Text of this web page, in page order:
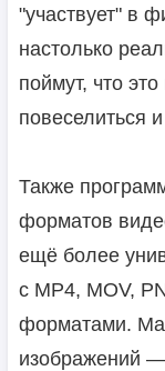
"участвует" в
настолько
поймут, что
повеселиться
Также
форматов
ещё более
с MP4, MOV,
форматами.
изображений